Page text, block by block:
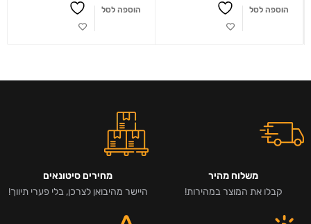
הוספה לסל הוספה לסל
משלוח מהיר
קבלו את המוצר במהירות!
מחירים סיטונאים
היישר מהיבואן לצרכן, בלי פערי תיווך!